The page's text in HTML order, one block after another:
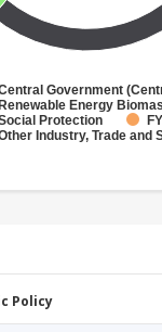
Government
Energy
Protection
Industry, Trade and
Policy